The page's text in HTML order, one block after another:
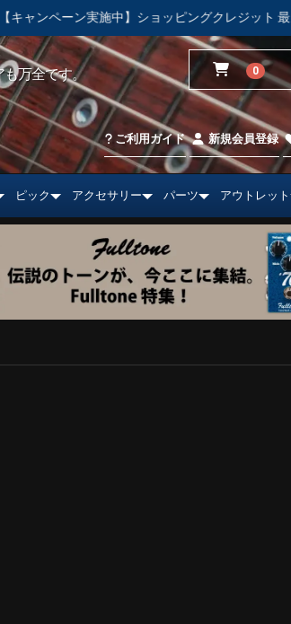
ョッピングクレジット 最大48回払いまで金利手
万全です。
0
ご利用ガイド 新規会員登録
ピック アクセサリー パーツ アウトレット